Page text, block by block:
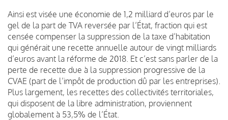
Ainsi est visée une économie de 1,2 milliard d’euros par le
gel de la part de TVA reversée par l’État, fraction qui est
censée compenser la suppression de la taxe d’habitation
qui générait une recette annuelle autour de vingt milliards
d’euros avant la réforme de 2018. Et c’est sans parler de la
perte de recette due à la suppression progressive de la
CVAE (part de l’impôt de production dû par les entreprises).
Plus largement, les recettes des collectivités territoriales,
qui disposent de la libre administration, proviennent
globalement à 53,5% de l’État.